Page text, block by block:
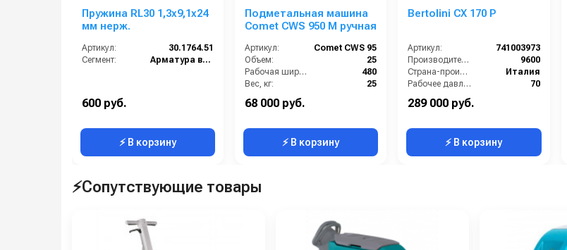
Пружина RL30 1,3x9,1x24
мм нерж.
Артикул:
30.1764.51
Сегмент:
Арматура высокого давления
600 руб.
⚡ В корзину
Подметальная машина
Comet CWS 950 M ручная
Артикул:
Comet CWS 95
Объем:
25
Рабочая ширина (мм):
480
Вес, кг:
25
Страна-производитель:
Габариты (ДхШхВ):
68 000 руб.
⚡ В корзину
Bertolini CX 170 P
Артикул:
741003973
Производительность (л/ч):
9600
Страна-производитель:
Италия
Рабочее давление (бар):
70
Мощность (кВт):
Масса (кг):
289 000 руб.
⚡ В корзину
⚡Сопутствующие товары